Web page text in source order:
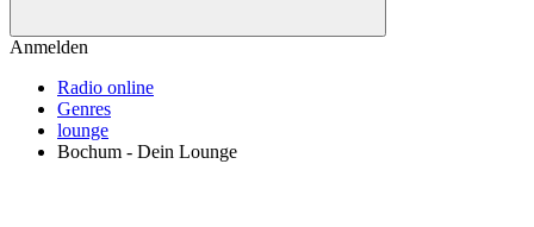
Anmelden
Radio online
Genres
lounge
Bochum - Dein Lounge